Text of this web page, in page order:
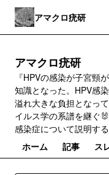
アマクロ疣研
アマクロ疣研
『HPVの感染が子宮頸
知識となった。HPV感
溢れ大きな負担となっ
イルス学の系譜を継ぐ
感染症について説明す
ホーム
記事 ス